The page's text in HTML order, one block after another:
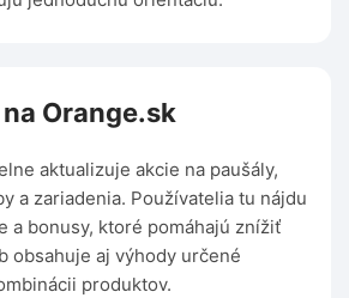
Orange.sk
aktualizuje akcie na paušály,
a zariadenia. Používatelia tu nájdu
a bonusy, ktoré pomáhajú znížiť
obsahuje aj výhody určené
produktov.